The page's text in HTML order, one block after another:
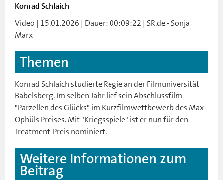
Konrad Schlaich
Video | 15.01.2026 | Dauer: 00:09:22 | SR.de - Sonja
Marx
Themen
Konrad Schlaich studierte Regie an der Filmuniversität
Babelsberg. Im selben Jahr lief sein Abschlussfilm
"Parzellen des Glücks" im Kurzfilmwettbewerb des Max
Ophüls Preises. Mit "Kriegsspiele" ist er nun für den
Treatment-Preis nominiert.
Weitere Informationen zum
Beitrag